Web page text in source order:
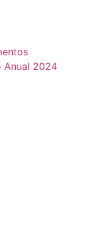
Anual 2024